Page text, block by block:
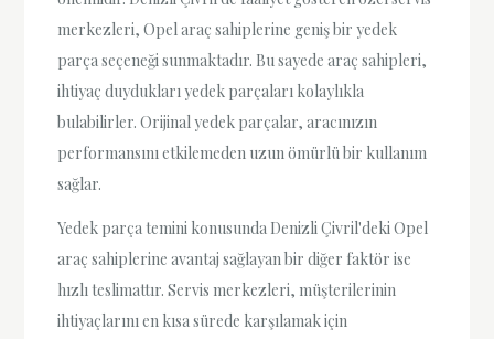
merkezleri, Opel araç sahiplerine geniş bir yedek
parça seçeneği sunmaktadır. Bu sayede araç sahipleri,
ihtiyaç duydukları yedek parçaları kolaylıkla
bulabilirler. Orijinal yedek parçalar, aracınızın
performansını etkilemeden uzun ömürlü bir kullanım
sağlar.
Yedek parça temini konusunda Denizli Çivril'deki Opel
araç sahiplerine avantaj sağlayan bir diğer faktör ise
hızlı teslimattır. Servis merkezleri, müşterilerinin
ihtiyaçlarını en kısa sürede karşılamak için